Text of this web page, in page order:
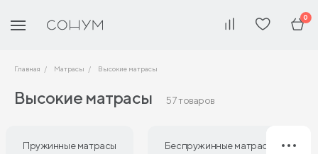
0
Главная Матрасы Высокие матрасы
Высокие матрасы 57 товаров
Пружинные матрасы Беспружинные матрасы